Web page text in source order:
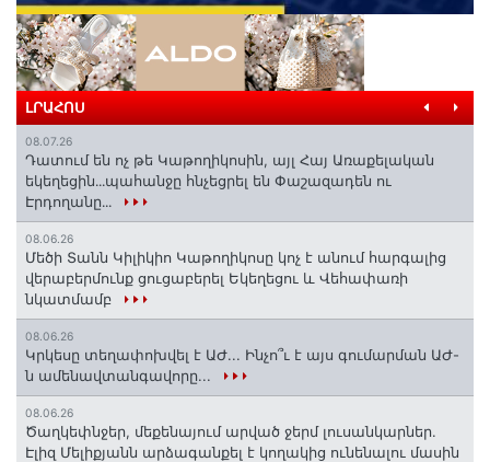
ԼՐԱՀՈՍ
08.07.26
Դատում են ոչ թե Կաթողիկոսին, այլ Հայ Առաքելական
եկեղեցին․․․պահանջը հնչեցրել են Փաշազադեն ու
Էրդողանը․․․
08.06.26
Մեծի Տանն Կիլիկիո Կաթողիկոսը կոչ է անում հարգալից
վերաբերմունք ցուցաբերել Եկեղեցու և Վեհափառի
նկատմամբ
08.06.26
Կրկեսը տեղափոխվել է ԱԺ... Ինչո՞ւ է այս գումարման ԱԺ-
ն ամենավտանգավորը...
08.06.26
Ծաղկեփնջեր, մեքենայում արված ջերմ լուսանկարներ.
Էլիզ Մելիքյանն արձագանքել է կողակից ունենալու մասին